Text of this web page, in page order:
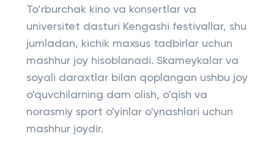
To’rburchak kino va konsertlar va
universitet dasturi Kengashi festivallar, shu
jumladan, kichik maxsus tadbirlar uchun
mashhur joy hisoblanadi. Skameykalar va
soyali daraxtlar bilan qoplangan ushbu joy
o'quvchilarning dam olish, o'qish va
norasmiy sport o'yinlar o'ynashlari uchun
mashhur joydir.